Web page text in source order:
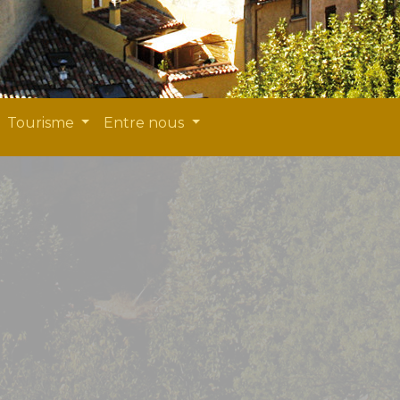
Tourisme Entre nous